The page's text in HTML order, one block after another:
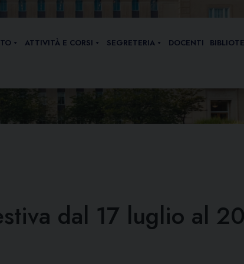
ATTIVITÀ E CORSI SEGRETERIA DOCENTI
dal 17 luglio al